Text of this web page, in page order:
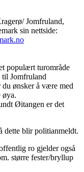
Jomfruland,
sin nettside:
populært turområde
til Jomfruland
ønsker å være med
øya.
Øitangen er det
dette blir politianmeldt.
ro gjelder også
større fester/bryllup